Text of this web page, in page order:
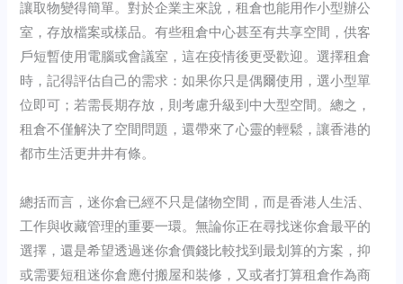
讓取物變得簡單。對於企業主來說，租倉也能用作小型辦公
室，存放檔案或樣品。有些租倉中心甚至有共享空間，供客
戶短暫使用電腦或會議室，這在疫情後更受歡迎。選擇租倉
時，記得評估自己的需求：如果你只是偶爾使用，選小型單
位即可；若需長期存放，則考慮升級到中大型空間。總之，
租倉不僅解決了空間問題，還帶來了心靈的輕鬆，讓香港的
都市生活更井井有條。
總括而言，迷你倉已經不只是儲物空間，而是香港人生活、
工作與收藏管理的重要一環。無論你正在尋找迷你倉最平的
選擇，還是希望透過迷你倉價錢比較找到最划算的方案，抑
或需要短租迷你倉應付搬屋和裝修，又或者打算租倉作為商